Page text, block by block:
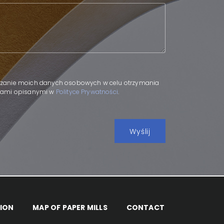
moich danych osobowych w celu otrzymania
opisanymi w Polityce Prywatności.
MAP OF PAPER MILLS CONTACT